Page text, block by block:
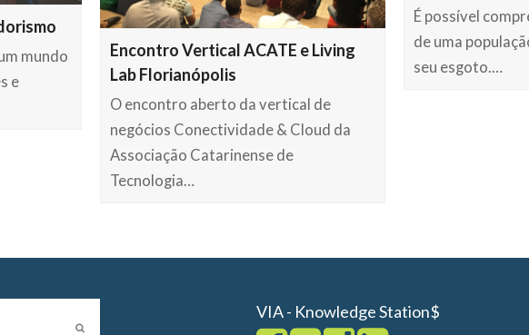
mundo
e
Encontro Vertical ACATE e Living
Lab Florianópolis
O encontro aberto da vertical de
negócios Conectividade & Cloud da
Associação Catarinense de
Tecnologia…
É possível
de uma
seu esgoto.…
VIA - Knowledge Station$